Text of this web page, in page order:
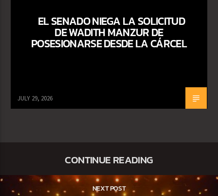
EL SENADO NIEGA LA SOLICITUD
DE WADITH MANZUR DE
POSESIONARSE DESDE LA CÁRCEL
JULY 29, 2026
CONTINUE READING
NEXT POST